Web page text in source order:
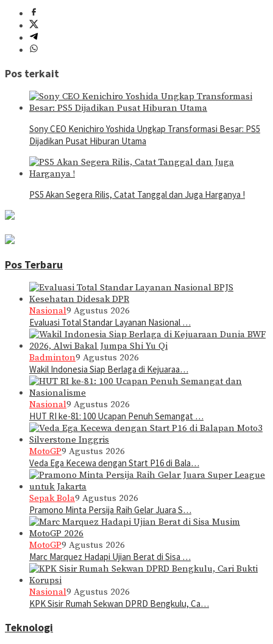
Pos terkait
Sony CEO Kenichiro Yoshida Ungkap Transformasi Besar: PS5
Dijadikan Pusat Hiburan Utama
PS5 Akan Segera Rilis, Catat Tanggal dan Juga Harganya !
Pos Terbaru
Nasional9 Agustus 2026
Evaluasi Total Standar Layanan Nasional …
Badminton9 Agustus 2026
Wakil Indonesia Siap Berlaga di Kejuaraa…
Nasional9 Agustus 2026
HUT RI ke-81: 100 Ucapan Penuh Semangat …
MotoGP9 Agustus 2026
Veda Ega Kecewa dengan Start P16 di Bala…
Sepak Bola9 Agustus 2026
Pramono Minta Persija Raih Gelar Juara S…
MotoGP9 Agustus 2026
Marc Marquez Hadapi Ujian Berat di Sisa …
Nasional9 Agustus 2026
KPK Sisir Rumah Sekwan DPRD Bengkulu, Ca…
Teknologi